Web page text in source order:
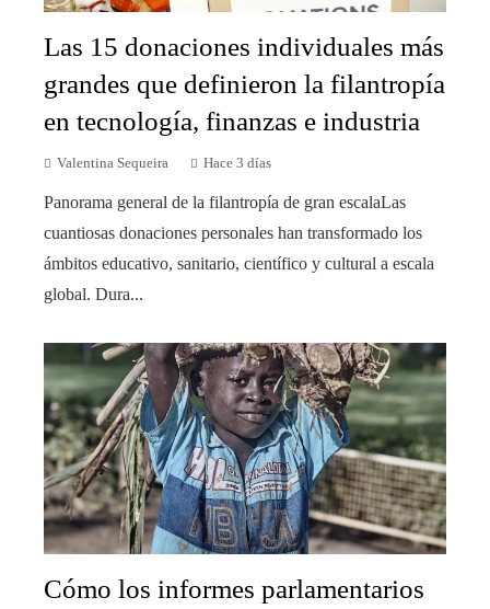
Las 15 donaciones individuales más
grandes que definieron la filantropía
en tecnología, finanzas e industria
Valentina Sequeira Hace 3 días
Panorama general de la filantropía de gran escalaLas
cuantiosas donaciones personales han transformado los
ámbitos educativo, sanitario, científico y cultural a escala
global. Dura...
Cómo los informes parlamentarios